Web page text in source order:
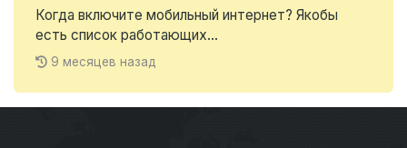
Когда включите мобильный интернет? Якобы
есть список работающих...
9 месяцев назад